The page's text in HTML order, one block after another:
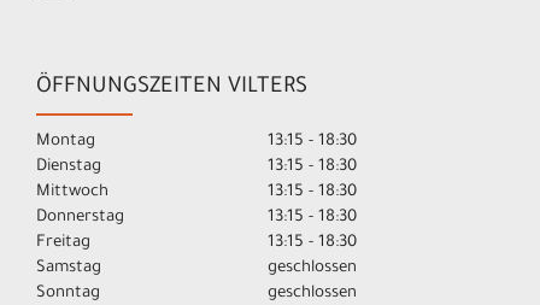
ÖFFNUNGSZEITEN VILTERS
Montag
13:15 - 18:30
Dienstag
13:15 - 18:30
Mittwoch
13:15 - 18:30
Donnerstag
13:15 - 18:30
Freitag
13:15 - 18:30
Samstag
geschlossen
Sonntag
geschlossen